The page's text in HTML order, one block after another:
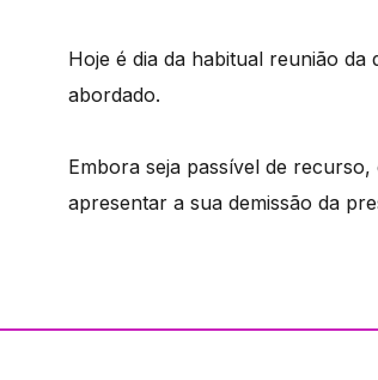
Hoje é dia da habitual reunião
abordado.
Embora seja passível de
apresentar a sua demissão da